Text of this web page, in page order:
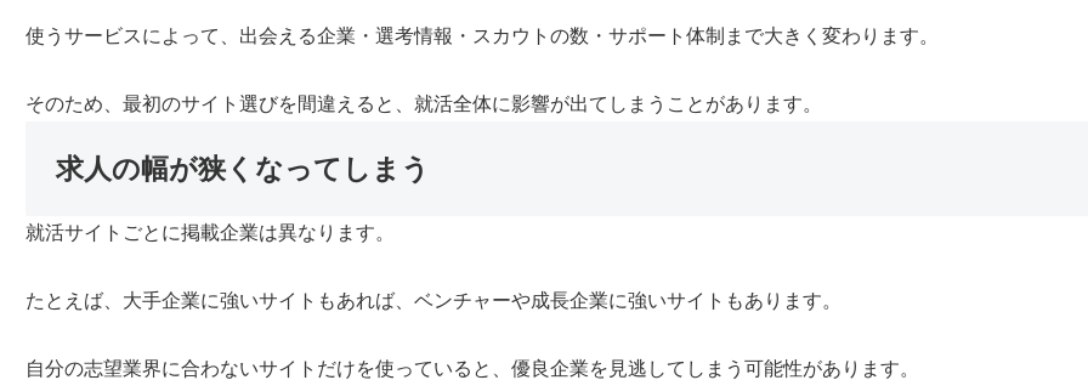
使うサービスによって、出会える企業・選考情報・スカウトの数・サポート体制まで大きく変わります。
そのため、最初のサイト選びを間違えると、就活全体に影響が出てしまうことがあります。
求人の幅が狭くなってしまう
就活サイトごとに掲載企業は異なります。
たとえば、大手企業に強いサイトもあれば、ベンチャーや成長企業に強いサイトもあります。
自分の志望業界に合わないサイトだけを使っていると、優良企業を見逃してしまう可能性があります。